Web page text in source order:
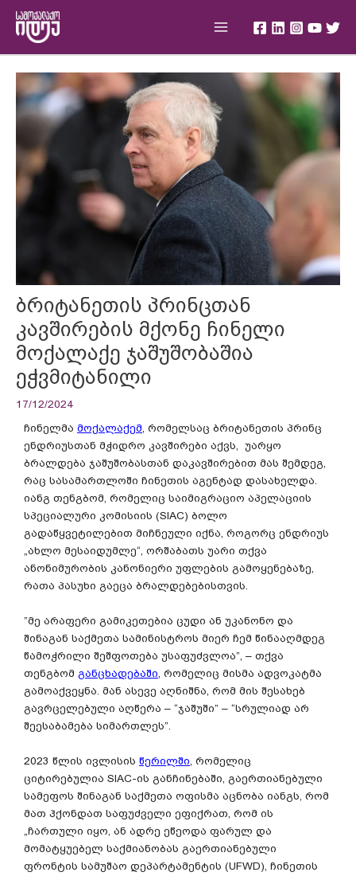
content
ბრიტანეთის პრინცთან
კავშირების მქონე ჩინელი
მოქალაქე ჯაშუშობაშია
ეჭვმიტანილი
17/12/2024
ჩინელმა მოქალაქემ, რომელსაც ბრიტანეთის პრინც
ენდრიუსთან მჭიდრო კავშირები აქვს, უარყო
ბრალდება ჯაშუშობასთან დაკავშირებით მას შემდეგ,
რაც სასამართლოში ჩინეთის აგენტად დასახელდა.
იანგ თენგბომ, რომელიც საიმიგრაციო აპელაციის
სპეციალური კომისიის (SIAC) ბოლო
გადაწყვეტილებით მიჩნეული იქნა, როგორც ენდრიუს
„ახლო მესაიდუმლე“, ორშაბათს უარი თქვა
ანონიმურობის კანონიერი უფლების გამოყენებაზე,
რათა პასუხი გაეცა ბრალდებებისთვის.
”მე არაფერი გამიკეთებია ცუდი ან უკანონო და
შინაგან საქმეთა სამინისტროს მიერ ჩემ წინააღმდეგ
წამოჭრილი შეშფოთება უსაფუძვლოა”, – თქვა
თენგბომ განცხადებაში, რომელიც მისმა ადვოკატმა
გამოაქვეყნა. მან ასევე აღნიშნა, რომ მის შესახებ
გავრცელებული აღწერა – “ჯაშუში” – “სრულიად არ
შეესაბამება სიმართლეს”.
2023 წლის ივლისის წერილში , რომელიც
ციტირებულია SIAC-ის განჩინებაში, გაერთიანებული
სამეფოს შინაგან საქმეთა ოფისმა აცნობა იანგს, რომ
მათ ჰქონდათ საფუძველი ეფიქრათ, რომ ის
„ჩართული იყო, ან ადრე ეწეოდა ფარულ და
მომატყუებელ საქმიანობას გაერთიანებული
ფრონტის სამუშაო დეპარტამენტის (UFWD), ჩინეთის
navigation